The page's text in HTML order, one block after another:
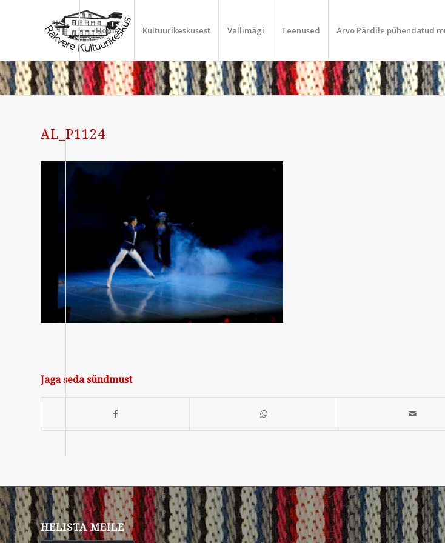
Home Kultuurikeskusest Vallimägi Teenused Arvo Pärdile pühendatud
AL_P1124
Jaga seda sündmust
HELISTA MEILE